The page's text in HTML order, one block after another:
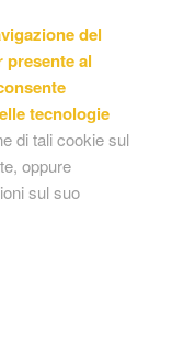
del
al
tecnologie
di tali cookie sul
oppure
sul suo